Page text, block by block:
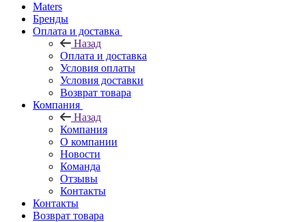
Maters
Бренды
Оплата и доставка
Назад
Оплата и доставка
Условия оплаты
Условия доставки
Возврат товара
Компания
Назад
Компания
О компании
Новости
Команда
Отзывы
Контакты
Контакты
Возврат товара